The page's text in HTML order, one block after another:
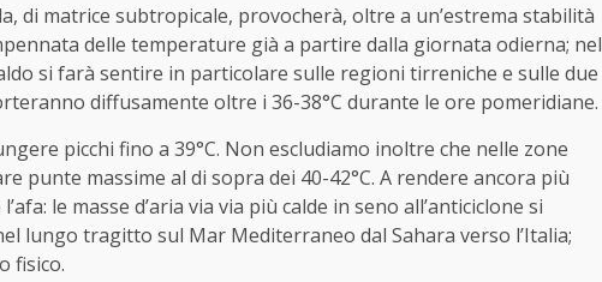
di matrice subtropicale, provocherà, oltre a un’estrema stabilità
delle temperature già a partire dalla giornata odierna; nel
si farà sentire in particolare sulle regioni tirreniche e sulle due
diffusamente oltre i 36-38°C durante le ore pomeridiane.
picchi fino a 39°C. Non escludiamo inoltre che nelle zone
punte massime al di sopra dei 40-42°C. A rendere ancora più
le masse d’aria via via più calde in seno all’anticiclone si
lungo tragitto sul Mar Mediterraneo dal Sahara verso l’Italia;
fisico.